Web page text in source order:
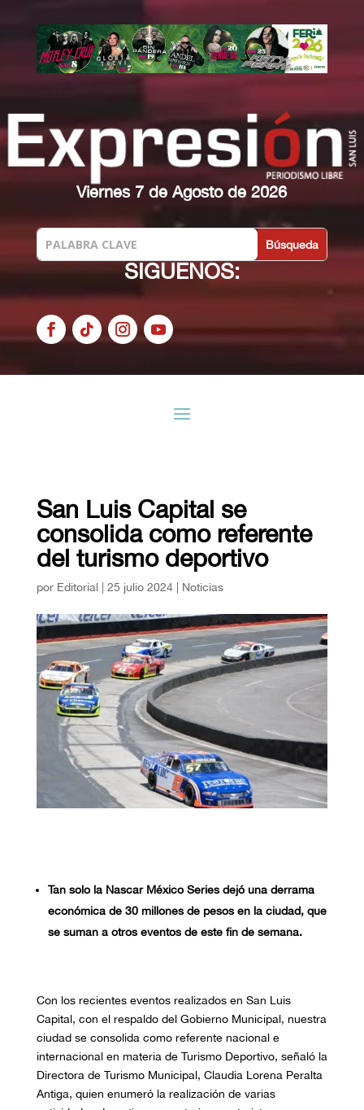
Viernes 7 de Agosto de 2026
SIGUENOS:
San Luis Capital se
consolida como referente
del turismo deportivo
por Editorial| 25 julio 2024| Noticias
Tan solo la Nascar México Series dejó una derrama
económica de 30 millones de pesos en la ciudad, que
se suman a otros eventos de este fin de semana.
Con los recientes eventos realizados en San Luis
Capital, con el respaldo del Gobierno Municipal, nuestra
ciudad se consolida como referente nacional e
internacional en materia de Turismo Deportivo, señaló la
Directora de Turismo Municipal, Claudia Lorena Peralta
Antiga, quien enumeró la realización de varias